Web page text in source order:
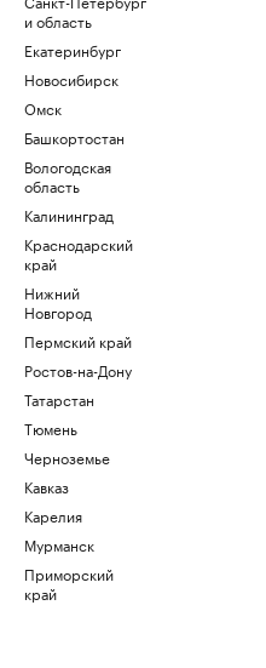
и область
Екатеринбург
Новосибирск
Омск
Башкортостан
Вологодская
область
Калининград
Краснодарский
край
Нижний
Новгород
Пермский край
Ростов-на-Дону
Татарстан
Тюмень
Черноземье
Кавказ
Карелия
Мурманск
Приморский
край